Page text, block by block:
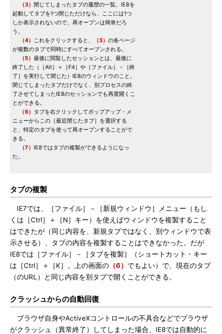
（3） 閉じてしまったタブの履歴の一覧。IE8を
起動してタブを1つ閉じただけなら、ここには1つ
しか表示されないので、再オープンは簡単だろ
う。
（4） これをクリックすると、 （3） の各ページ
が複数のタブで同時にすべてオープンされる。
（5） 最後に閲覧したセッションとは、最後に
終了した（［Alt］＋［F4］や［ファイル］－［終
了］を実行して閉じた）IE8のウィンドウのこと。
閉じてしまったタブだけでなく、別プロセスの終
了させてしまったIE8のセッションでも再度開くこ
とができる。
（6） タブを右クリックしてポップアップ・メ
ニューからこの［最近閉じたタブ］を選択する
と、特定のタブを使って再オープンすることがで
きる。
（7） IE8ではタブの複製ができるようになっ
た。
タブの複製
IE7では、［ファイル］－［新規ウィンドウ］メニュー（もし
くは［Ctrl］＋［N］キー）を使えばウィンドウを複製すること
はできたが（同じ内容を、新規タブではなく、別ウィンドウで表
示させる）、タブの内容を複製することはできなかった。だが
IE8では［ファイル］－［タブを複製］（ショートカット・キー
は［Ctrl］＋［K］。上の画面の （6） でもよい）で、現在のタブ
（のURL）と同じ内容を別タブで開くことができる。
クラッシュからの自動回復
ブラウザ自身やActiveXコントロールの不具合などでブラウザ
がクラッシュ（異常終了）してしまった場合、IE8では自動的に